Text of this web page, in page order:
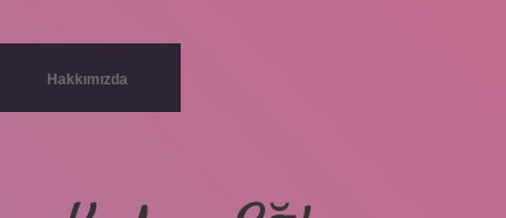
Hakkımızda